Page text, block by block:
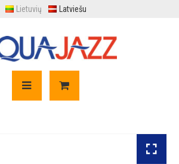
Lietuvių Latviešu